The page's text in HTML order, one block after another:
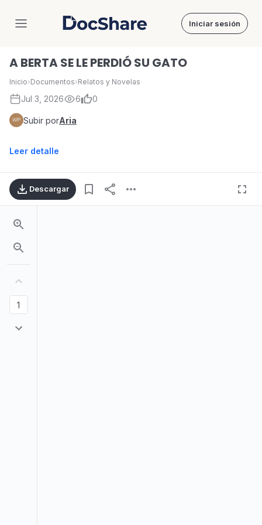
DocShare Iniciar sesión
A BERTA SE LE PERDIÓ SU GATO
Inicio›Documentos›Relatos y Novelas
Jul 3, 2026 6 0
Subir porAria
Leer detalle
Descargar